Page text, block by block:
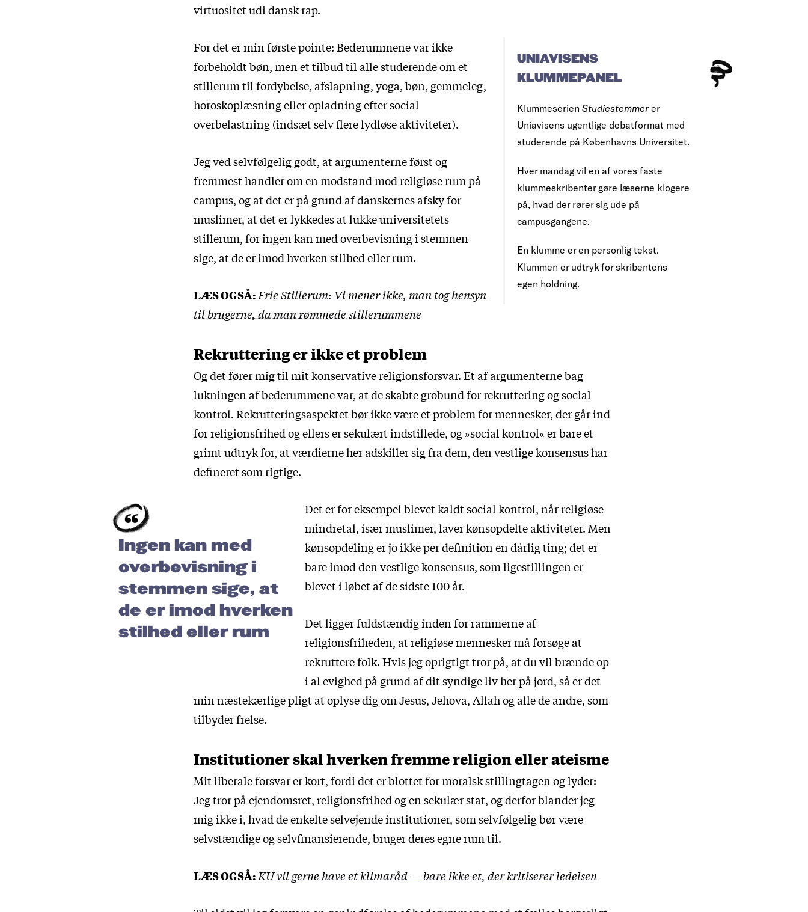
virtuositet udi dansk rap.
UNIAVISENS
KLUMMEPANEL
Klummeserien Studiestemmer er
Uniavisens ugentlige debatformat med
studerende på Københavns Universitet.
Hver mandag vil en af vores faste
klummeskribenter gøre læserne klogere
på, hvad der rører sig ude på
campusgangene.
En klumme er en personlig tekst.
Klummen er udtryk for skribentens
egen holdning.
For det er min første pointe: Bederummene var ikke
forbeholdt bøn, men et tilbud til alle studerende om et
stillerum til fordybelse, afslapning, yoga, bøn, gemmeleg,
horoskoplæsning eller opladning efter social
overbelastning (indsæt selv flere lydløse aktiviteter).
Jeg ved selvfølgelig godt, at argumenterne først og
fremmest handler om en modstand mod religiøse rum på
campus, og at det er på grund af danskernes afsky for
muslimer, at det er lykkedes at lukke universitetets
stillerum, for ingen kan med overbevisning i stemmen
sige, at de er imod hverken stilhed eller rum.
LÆS OGSÅ:Frie Stillerum: Vi mener ikke, man tog hensyn
til brugerne, da man rømmede stillerummene
Rekruttering er ikke et problem
Og det fører mig til mit konservative religionsforsvar. Et af argumenterne bag
lukningen af bederummene var, at de skabte grobund for rekruttering og social
kontrol. Rekrutteringsaspektet bør ikke være et problem for mennesker, der går ind
for religionsfrihed og ellers er sekulært indstillede, og »social kontrol« er bare et
grimt udtryk for, at værdierne her adskiller sig fra dem, den vestlige konsensus har
defineret som rigtige.
Ingen kan med
overbevisning i
stemmen sige, at
de er imod hverken
stilhed eller rum
Det er for eksempel blevet kaldt social kontrol, når religiøse
mindretal, især muslimer, laver kønsopdelte aktiviteter. Men
kønsopdeling er jo ikke per definition en dårlig ting; det er
bare imod den vestlige konsensus, som ligestillingen er
blevet i løbet af de sidste 100 år.
Det ligger fuldstændig inden for rammerne af
religionsfriheden, at religiøse mennesker må forsøge at
rekruttere folk. Hvis jeg oprigtigt tror på, at du vil brænde op
i al evighed på grund af dit syndige liv her på jord, så er det
min næstekærlige pligt at oplyse dig om Jesus, Jehova, Allah og alle de andre, som
tilbyder frelse.
Institutioner skal hverken fremme religion eller ateisme
Mit liberale forsvar er kort, fordi det er blottet for moralsk stillingtagen og lyder:
Jeg tror på ejendomsret, religionsfrihed og en sekulær stat, og derfor blander jeg
mig ikke i, hvad de enkelte selvejende institutioner, som selvfølgelig bør være
selvstændige og selvfinansierende, bruger deres egne rum til.
LÆS OGSÅ:KU vil gerne have et klimaråd — bare ikke et, der kritiserer ledelsen